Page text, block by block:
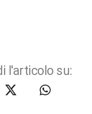
l'articolo su: